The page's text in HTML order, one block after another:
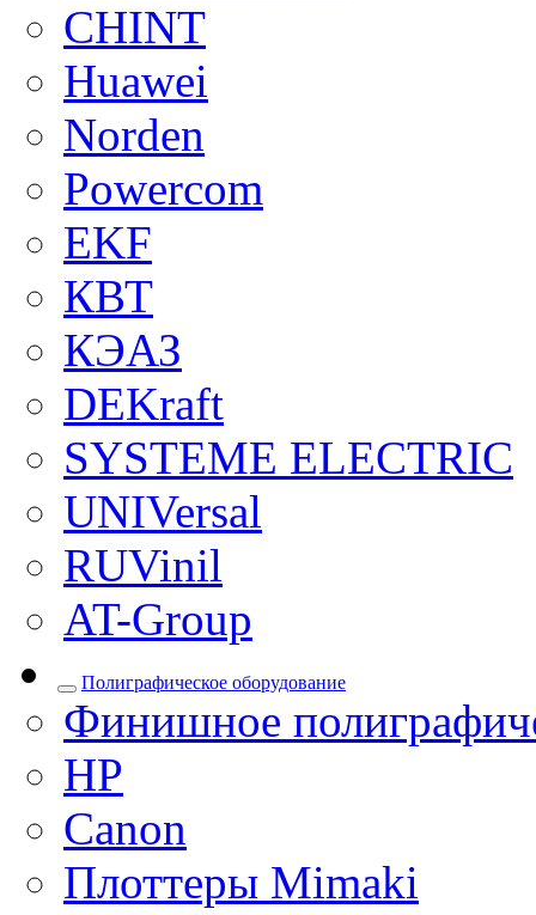
CHINT
Huawei
Norden
Powercom
EKF
КВТ
КЭАЗ
DEKraft
SYSTEME ELECTRIC
UNIVersal
RUVinil
AT-Group
Полиграфическое оборудование
Финишное
HP
Canon
Плоттеры Mimaki